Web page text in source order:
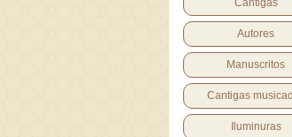
Cantigas
Autores
Manuscritos
Cantigas
Iluminuras